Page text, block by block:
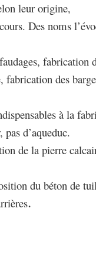
leur origine,
Des noms
fabrication
fabrication des
à la
d’aqueduc.
de la pierre
du béton de
.